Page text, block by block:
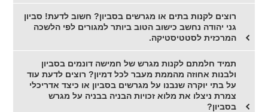
רוצים לקנות בתים או מגרשים בסביון? חשוב לדעת! סביון
גני יהודה נחשב כישוב הטוב ביותר למגורים לפי הלשכה
המרכזית לסטטיסטיקה.
תמיד חלמתם לקנות מגרש של חמישה דונמים בסביון
ולבנות אחוזה מהממת מעבר לכל דמיון? רוצים לדעת עוד
על בתי יוקרה שנבנו על מגרשים בסביון או כיצד אדריכלי
צמרת ניצלו את מלוא זכויות הבניה בבניה על מגרש
בסביון?